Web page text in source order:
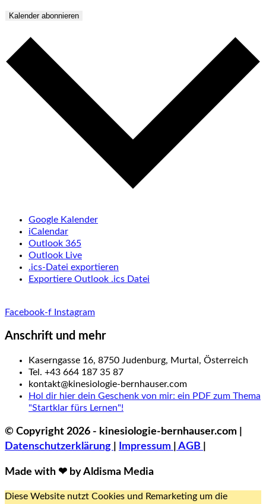
Kalender abonnieren
Google Kalender
iCalendar
Outlook 365
Outlook Live
.ics-Datei exportieren
Exportiere Outlook .ics Datei
Facebook-f Instagram
Anschrift und mehr
Kaserngasse 16, 8750 Judenburg, Murtal, Österreich
Tel. +43 664 187 35 87
kontakt@kinesiologie-bernhauser.com
Hol dir hier dein Geschenk von mir: ein PDF zum Thema
"Startklar fürs Lernen"!
© Copyright 2026 - kinesiologie-bernhauser.com |
Datenschutzerklärung
Impressum AGB
Made with ❤ by Aldisma Media
Diese Website nutzt Cookies und Remarketing um die